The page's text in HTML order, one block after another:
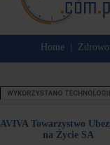
Home
AVIVA Towarzystwo
na Życie SA